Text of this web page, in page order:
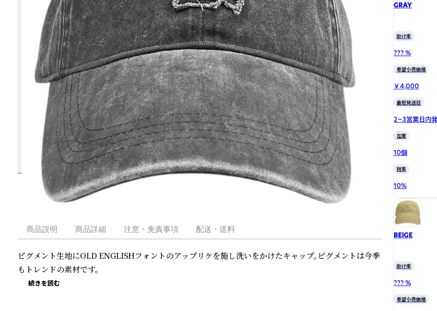
商品説明 商品詳細 注意・免責事項 配送・送料
ピグメント生地にOLD ENGLISHフォントのアップリケを施し洗いをかけたキャップ。ピグメントは今季
もトレンドの素材です。
続きを読む
GRAY
掛け率
??? %
希望小売価格
￥4,000
最短発送日
2~3営業日内
在庫
10個
税率
10%
BEIGE
掛け率
??? %
希望小売価格